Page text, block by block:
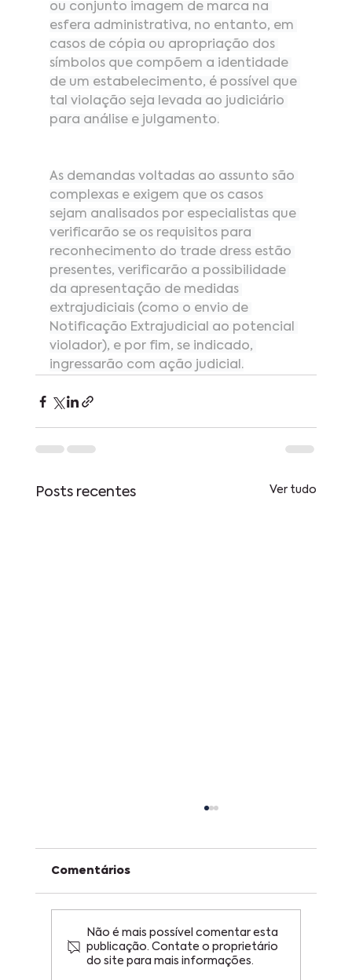
ou conjunto imagem de marca na
esfera administrativa, no entanto, em
casos de cópia ou apropriação dos
símbolos que compõem a identidade
de um estabelecimento, é possível que
tal violação seja levada ao judiciário
para análise e julgamento.
As demandas voltadas ao assunto são
complexas e exigem que os casos
sejam analisados por especialistas que
verificarão se os requisitos para
reconhecimento do trade dress estão
presentes, verificarão a possibilidade
da apresentação de medidas
extrajudiciais (como o envio de
Notificação Extrajudicial ao potencial
violador), e por fim, se indicado,
ingressarão com ação judicial.
Posts recentes Ver tudo
Comentários
Não é mais possível comentar esta
publicação. Contate o proprietário
do site para mais informações.